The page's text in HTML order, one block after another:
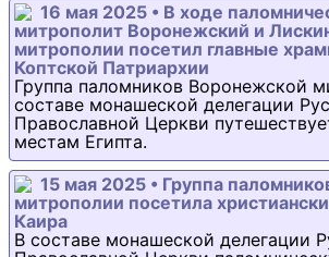
16 мая 2025 • В ходе
митрополит Воронежский и
митрополии посетил главные
Коптской Патриархии
Группа паломников Воронежской
составе монашеской делегации
Православной Церкви
местам Египта.
15 мая 2025 • Группа
митрополии посетила
Каира
В составе монашеской делегации